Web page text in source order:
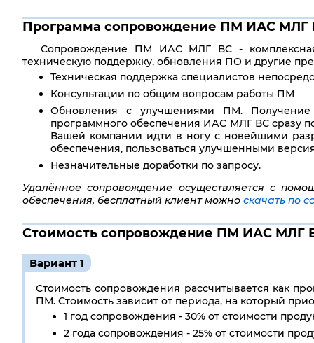
Программа сопровождение ПМ ИАС МЛГ
Сопровождение ПМ ИАС МЛГ ВС -
техническую поддержку, обновления ПО и другие
Техническая поддержка специалистов
Консультации по общим вопросам работы ПМ
Обновления с улучшениями ПМ. Получение
программного обеспечения ИАС МЛГ ВС сразу
Вашей компании идти в ногу с новейшими
обеспечения, пользоваться улучшенными
Незначительные доработки по запросу.
Удалённое сопровождение осуществляется с
обеспечения, бесплатный клиент можно скачать по
Стоимость сопровождение ПМ ИАС МЛГ
Вариант 1
Стоимость сопровождения рассчитывается как
ПМ. Стоимость зависит от периода, на который
1 год cопровождения - 30% от стоимости
2 года cопровождения - 25% от стоимости